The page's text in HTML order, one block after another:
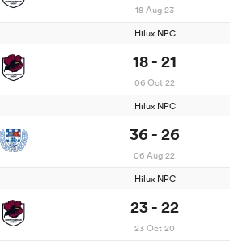
18 Aug 23
Hilux NPC
18 - 21
06 Oct 22
Hilux NPC
36 - 26
06 Aug 22
Hilux NPC
23 - 22
23 Oct 20